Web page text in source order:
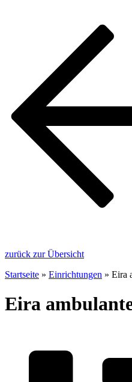
zurück zur Übersicht
Startseite » Einrichtungen » Eira
Eira